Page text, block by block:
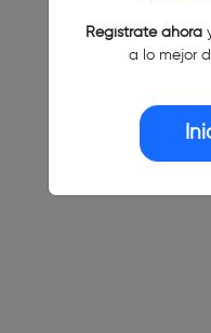
Regístrate ahora
a lo mejor